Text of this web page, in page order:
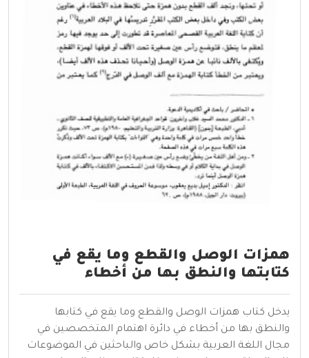
همزات الوصل والقطع وما يقع في
كتابتها والنطق بها من أخطاء
يدخل كتاب همزات الوصل والقطع وما يقع في كتابها
والنطق بها من أخطاء في دائرة اهتمام المتخصصين في
مجال اللغة العربية بشكل خاص والباحثين في الموضوعات